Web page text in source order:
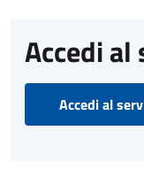
Accedi al
Accedi al